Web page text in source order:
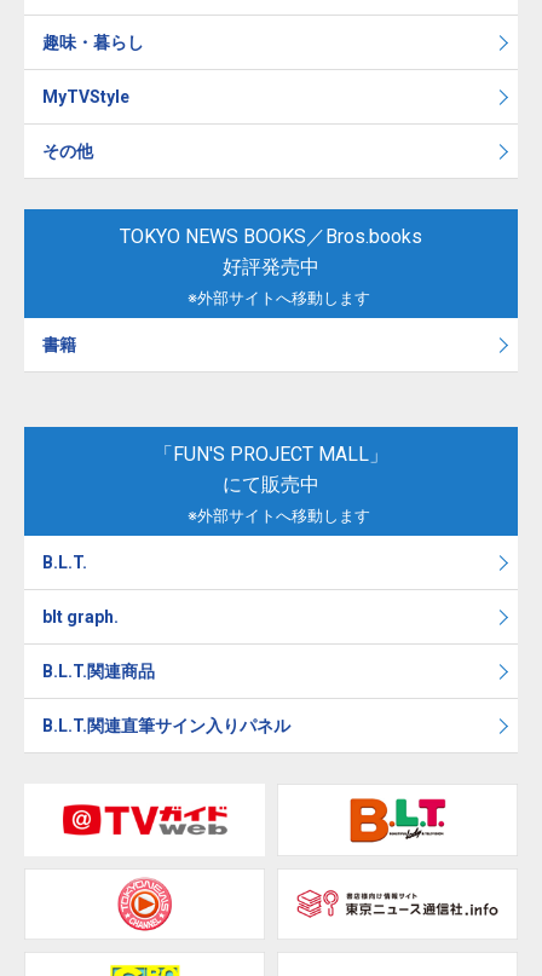
趣味・暮らし
MyTVStyle
その他
TOKYO NEWS BOOKS／Bros.books
好評発売中
※外部サイトへ移動します
書籍
「FUN'S PROJECT MALL」
にて販売中
※外部サイトへ移動します
B.L.T.
blt graph.
B.L.T.関連商品
B.L.T.関連直筆サイン入りパネル